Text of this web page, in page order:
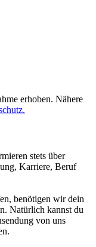
erhoben. Nähere
stets über
Karriere, Beruf
benötigen wir dein
Natürlich kannst du
von uns